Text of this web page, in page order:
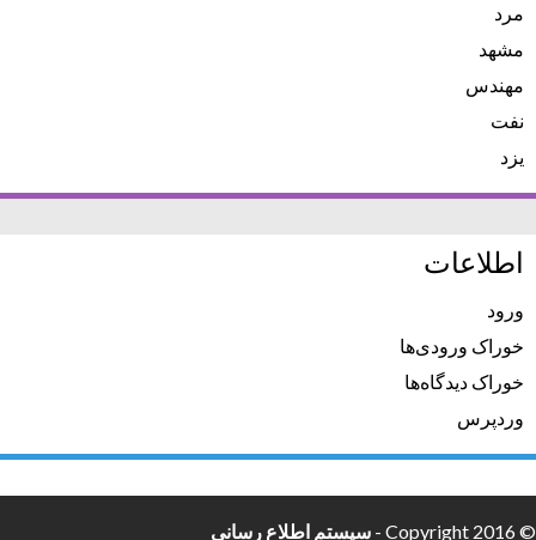
مرد
مشهد
مهندس
نفت
یزد
اطلاعات
ورود
خوراک ورودی‌ها
خوراک دیدگاه‌ها
وردپرس
© Copyright 2016 - سیستم اطلاع رسانی